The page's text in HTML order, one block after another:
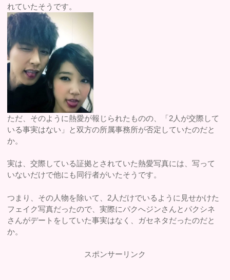
れていたそうです。
ただ、そのように熱愛が報じられたものの、「2人が交際して
いる事実はない」と双方の所属事務所が否定していたのだと
か。
実は、交際している証拠とされていた熱愛写真には、写って
いないだけで他にも同行者がいたそうです。
つまり、その人物を除いて、2人だけでいるように見せかけた
フェイク写真だったので、実際にパクへジンさんとパクシネ
さんがデートをしていた事実はなく、ガセネタだったのだと
か。
スポンサーリンク